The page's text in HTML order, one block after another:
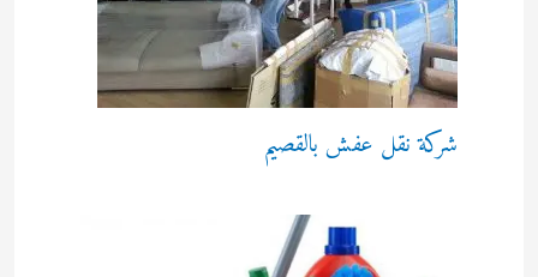
شركة نقل عفش بالقصيم